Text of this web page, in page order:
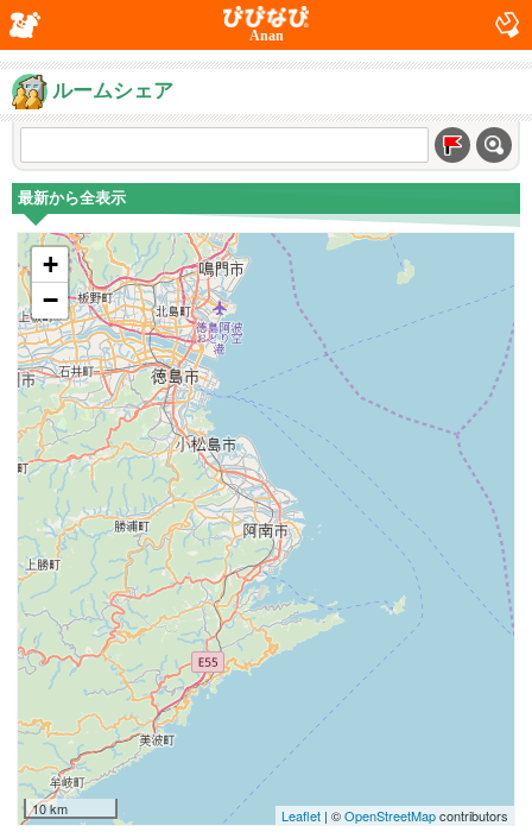
Anan
ルームシェア
最新から全表示
+
−
10 km Leaflet| ©OpenStreetMapcontributors